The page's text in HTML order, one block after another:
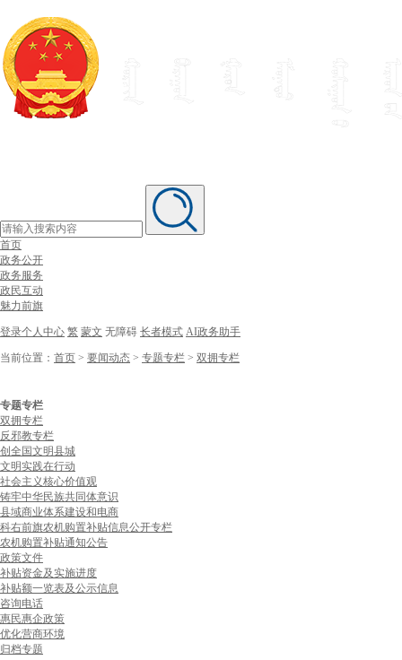
首页
政务公开
政务服务
政民互动
魅力前旗
登录个人中心 繁 蒙文 无障碍 长者模式 AI政务助手
当前位置： 首页 > 要闻动态 > 专题专栏 > 双拥专栏
专题专栏
双拥专栏
反邪教专栏
创全国文明县城
文明实践在行动
社会主义核心价值观
铸牢中华民族共同体意识
县域商业体系建设和电商
科右前旗农机购置补贴信息公开专栏
农机购置补贴通知公告
政策文件
补贴资金及实施进度
补贴额一览表及公示信息
咨询电话
惠民惠企政策
优化营商环境
归档专题